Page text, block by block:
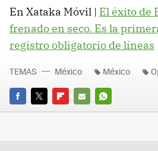
En Xataka Móvil | El éxito de
frenado en seco. Es la
registro obligatorio de líneas
FACEBOOK
TWITTERFLIPBOARD
E-
WHATSAPP
TEMAS México México